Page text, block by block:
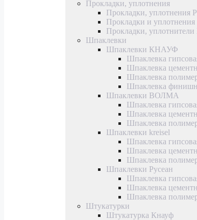
Прокладки, уплотнения
Прокладки, уплотнения
Прокладки и
Прокладки,
Шпаклевки
Шпаклевки КНАУФ
Шпаклевка
Шпаклевка
Шпаклевка
Шпаклевка
Шпаклевки ВОЛМА
Шпаклевка
Шпаклевка
Шпаклевка
Шпаклевки kreisel
Шпаклевка
Шпаклевка
Шпаклевка
Шпаклевки Русеан
Шпаклевка
Шпаклевка
Шпаклевка
Штукатурки
Штукатурка Кнауф